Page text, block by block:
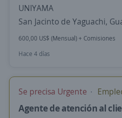
UNIYAMA
San Jacinto de Yaguachi,
600,00 US$ (Mensual) + Comisiones
Hace 4 días
Se precisa Urgente
Agente de atención al